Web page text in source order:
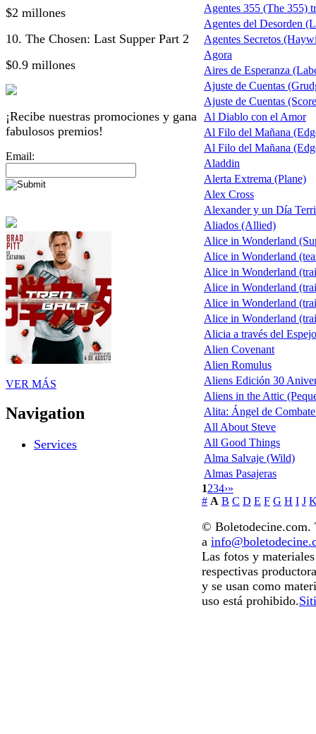
$2 millones
10. The Chosen: Last Supper Part 2
$0.9 millones
¡Recibe nuestras promociones y gana
fabulosos premios!
Email:
VER MÁS
Navigation
Services
Agentes 355 (The 355)
Agentes del Desorden
Agentes Secretos
Agora
Aires de Esperanza
Ajuste de Cuentas
Ajuste de Cuentas
Al Diablo con el Amor
Al Filo del Mañana
Al Filo del Mañana
Aladdin
Alerta Extrema (Plane)
Alex Cross
Alexander y un Día
Aliados (Allied)
Alice in Wonderland
Alice in Wonderland
Alice in Wonderland
Alice in Wonderland
Alice in Wonderland
Alice in Wonderland
Alicia a través del
Alien Covenant
Alien Romulus
Aliens Edición 30
Aliens in the Attic
Alita: Ángel de
All About Steve
All Good Things
Alma Salvaje (Wild)
Almas Pasajeras
1234›»
# A B C D E F G H I J
© Boletodecine.com.
a
Las fotos y
respectivas
y se usan como
uso está prohibido.